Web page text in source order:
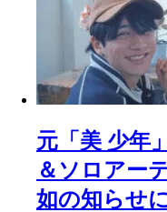
元「美 少年
＆ソロアー
如の知らせ